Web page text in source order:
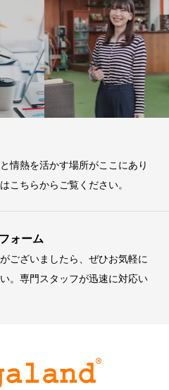
情熱を活かす場所がここにあり
こちらからご覧ください。
ォーム
ございましたら、ぜひお気軽に
。専門スタッフが迅速に対応い